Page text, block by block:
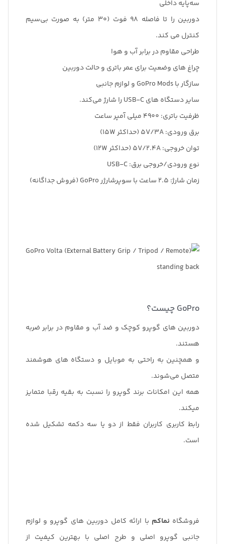
سه‌پایه داخلی
دوربین را تا فاصله 98 فوت (30 متر) به صورت بی‌سیم
کنترل می کند.
طراحی مقاوم در برابر آب و هوا
چراغ های وضعیت برای عمر باتری و حالت دوربین
سازگار با GoPro Mods و لوازم جانبی
سایر دستگاه های USB-C را شارژ می‌کند.
ظرفیت باتری: 4900 میلی آمپر ساعت
برق ورودی: 5V/3A (حداکثر 15W)
توان خروجی: 5V/2.4A (حداکثر 12W)
نوع ورودی/خروجی برق: USB-C
زمان شارژ: 2.5 ساعت با سوپرشارژر GoPro (فروش جداگانه)
GoPro چیست؟
دوربین های گوپرو کوچک و ضد آب و مقاوم در برابر ضربه
هستند.
و همچنین به راحتی به موبایل و دستگاه های هوشمند
متصل می‌شوند.
همه این امکانات برند گوپرو را نسبت به بقیه رقبا متمایز
میکند.
رابط کاربری کاربران فقط از دو یا سه دکمه تشکیل شده
است.
فروشگاه نماکم با ارائه کامل دوربین های گوپرو و لوازم
جانبی گوپرو اصلی و طرح اصلی با بهترین کیفیت از